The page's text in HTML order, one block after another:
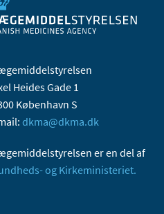
Heides Gade 1
København S
dkma@dkma.dk
er en del af
og Kirkeministeriet.